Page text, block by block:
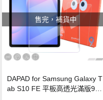
售完，補貨中
DAPAD for Samsung Galaxy T
ab S10 FE 平板高透光滿版9H